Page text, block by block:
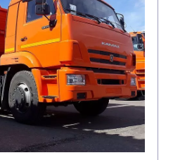
Крано-
установки (КМУ)(36)
КОММУНАЛЬНАЯ
ТЕХНИКА
Комбинированные
машины
Вакуумные машины